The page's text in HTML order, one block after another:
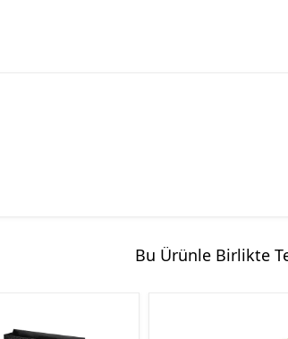
Bu Ürünle Birlikte